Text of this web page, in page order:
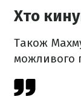
Хто
Також
можливого